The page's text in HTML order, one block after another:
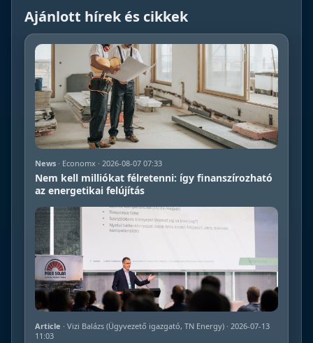
Ajánlott hírek és cikkek
News · Economx · 2026-08-07 07:33
Nem kell milliókat félretenni: így finanszírozható
az energetikai felújítás
Article · Vizi Balázs (Ügyvezető igazgató, TN Energy) · 2026-07-13
11:03